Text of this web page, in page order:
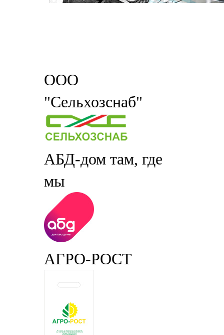
ООО
"Сельхозснаб"
АБД-дом там, где
мы
АГРО-РОСТ